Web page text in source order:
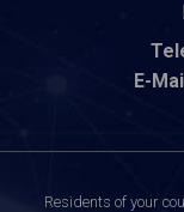
E-
Residents of your